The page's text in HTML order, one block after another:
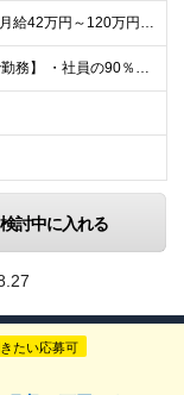
前職給与＋αの収入を保証 月給42万円～120万円＋各種手当＋賞与 給与基準が明確かつ高還元です。 一人ひとりが安定した環境のもと、長く活躍できる職場を目指しています。 ※平均年収650万円 ・還
【全国のプロジェクト先で勤務】 ・社員の90％以上がリモートワークを導入 ・フルリモートで全国各地から勤務可 【本社】 埼玉県草加市谷塚町580-1 エスワンプラザ3F-1 【東京営業所】 東京都
検討中に入れる
たい応募可